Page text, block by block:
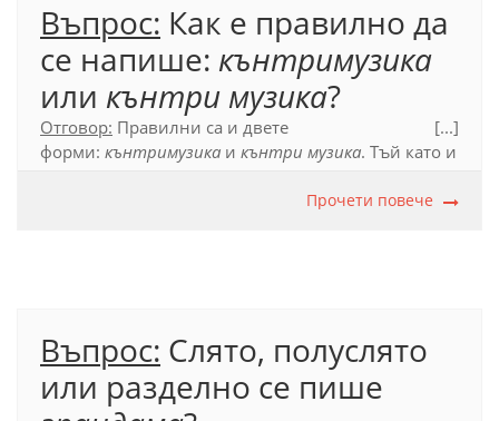
Въпрос: Как е правилно да
се напише: кънтримузика
или кънтри музика?
Отговор: Правилни са и двете
форми: кънтримузика и кънтри музика. Тъй като и
употребяват и като самостоятелни думи в
[...]
Прочети повече
Въпрос: Слято, полуслято
или разделно се пише